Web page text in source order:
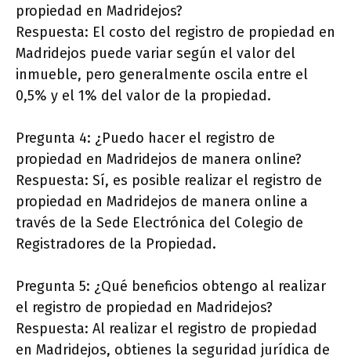
propiedad en Madridejos?
Respuesta: El costo del registro de propiedad en
Madridejos puede variar según el valor del
inmueble, pero generalmente oscila entre el
0,5% y el 1% del valor de la propiedad.
Pregunta 4: ¿Puedo hacer el registro de
propiedad en Madridejos de manera online?
Respuesta: Sí, es posible realizar el registro de
propiedad en Madridejos de manera online a
través de la Sede Electrónica del Colegio de
Registradores de la Propiedad.
Pregunta 5: ¿Qué beneficios obtengo al realizar
el registro de propiedad en Madridejos?
Respuesta: Al realizar el registro de propiedad
en Madridejos, obtienes la seguridad jurídica de